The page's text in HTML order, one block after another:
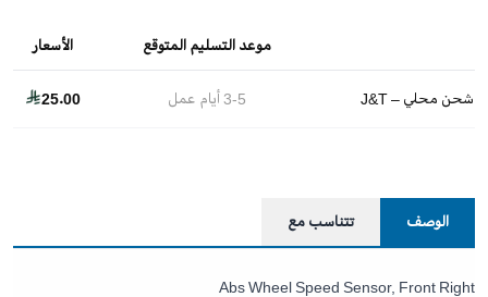
موعد التسليم المتوقع الأسعار
شحن محلي – J&T 3-5أيام عمل 25.00
الوصف تتناسب مع
Abs Wheel Speed Sensor, Front Right